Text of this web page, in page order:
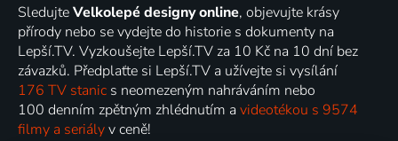
SledujteVelkolepé designy online, objevujte krásy
přírody nebo se vydejte do historie s dokumenty na
Lepší.TV. Vyzkoušejte Lepší.TV za 10 Kč na 10 dní bez
závazků. Předplaťte si Lepší.TV a užívejte si vysílání
176 TV stanic s neomezeným nahráváním nebo
100 denním zpětným zhlédnutím a videotékou s 9574
filmy a seriályv ceně!